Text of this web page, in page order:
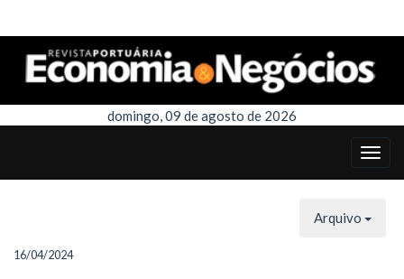
domingo, 09 de agosto de 2026
Arquivo
16/04/2024